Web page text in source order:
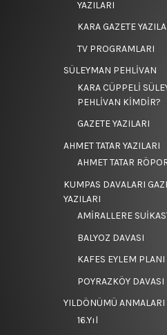
YAZILARI
KARA GAZETE
TV PROGRAMLARI
SÜLEYMAN PEHLİVAN
KARA CÜPPELİ
PEHLİVAN KİMDİR?
GAZETE YAZILARI
AHMET TATAR YAZILARI
AHMET TATAR
KUMPAS DAVALARI
YAZILARI
AMİRALLERE
BALYOZ DAVASI
KAFES EYLEM PLANI
POYRAZKÖY DAVASI
YILDÖNÜMÜ ANMALARI
16.Yıl